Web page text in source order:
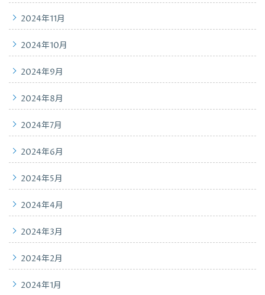
2024年11月
2024年10月
2024年9月
2024年8月
2024年7月
2024年6月
2024年5月
2024年4月
2024年3月
2024年2月
2024年1月